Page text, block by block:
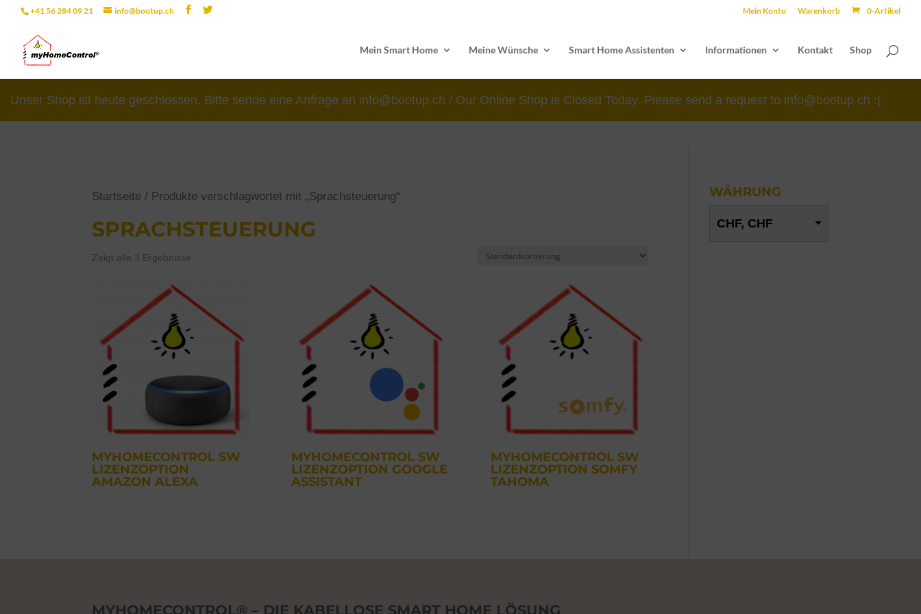
+41 56 284 09 21 info@bootup.ch Mein Konto Warenkorb 0-Artikel
Mein Smart Home Meine Wünsche Smart Home Assistenten Informationen Kontakt Shop
Unser Shop ist heute geschlossen. Bitte sende eine Anfrage an info@bootup.ch / Our Online Shop is Closed Today. Please send a request to info@bootup.ch :(
Startseite / Produkte verschlagwortet mit „Sprachsteuerung“
SPRACHSTEUERUNG
Zeigt alle 3 Ergebnisse
MYHOMECONTROL SW
LIZENZOPTION
AMAZON ALEXA
MYHOMECONTROL SW
LIZENZOPTION GOOGLE
ASSISTANT
MYHOMECONTROL SW
LIZENZOPTION SOMFY
TAHOMA
WÄHRUNG
CHF, CHF
MYHOMECONTROL® – DIE KABELLOSE SMART HOME LÖSUNG